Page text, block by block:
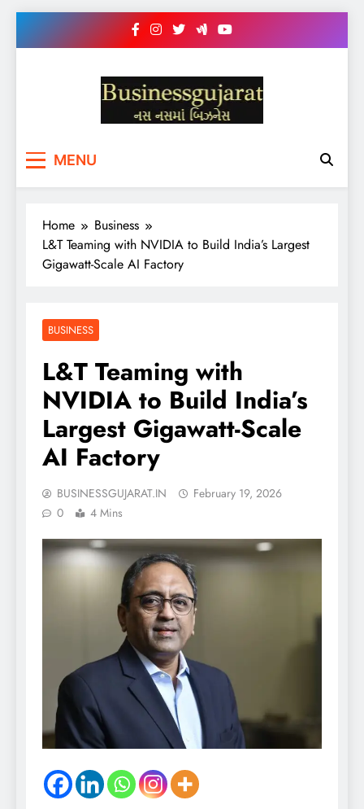
BUSINESS GUJARAT
MENU
Home
Business
L&T Teaming with NVIDIA to Build India’s Largest
Gigawatt-Scale AI Factory
BUSINESS
L&T Teaming with
NVIDIA to Build India’s
Largest Gigawatt-Scale
AI Factory
BUSINESSGUJARAT.IN
February 19, 2026
0
4 Mins